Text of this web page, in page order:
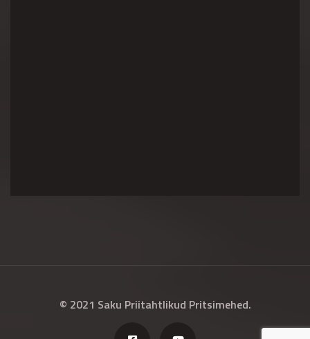
© 2021 Saku Priitahtlikud Pritsimehed.